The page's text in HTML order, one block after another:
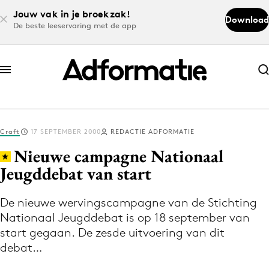
Jouw vak in je broekzak!
De beste leeservaring met de app
Download
Abonneer nu
Abonneer nu
Log in
Volg het laatste nieuws via de Adformatie
Nieuws app
Craft 17 SEPTEMBER 2000 REDACTIE ADFORMATIE
Nieuwe campagne Nationaal
Jeugddebat van start
De nieuwe wervingscampagne van de Stichting
Nationaal Jeugddebat is op 18 september van
start gegaan. De zesde uitvoering van dit
debat…